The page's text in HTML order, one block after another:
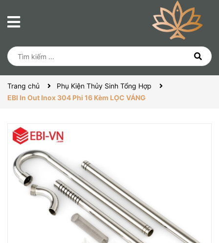
Trang chủ
Phụ Kiện Thủy Sinh Tổng Hợp
EBI In Out Inox 304 Phi 16 Kèm LỌC VÁNG